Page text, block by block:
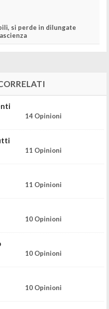
si perde in dilungate
14 Opinioni
11 Opinioni
11 Opinioni
10 Opinioni
10 Opinioni
10 Opinioni